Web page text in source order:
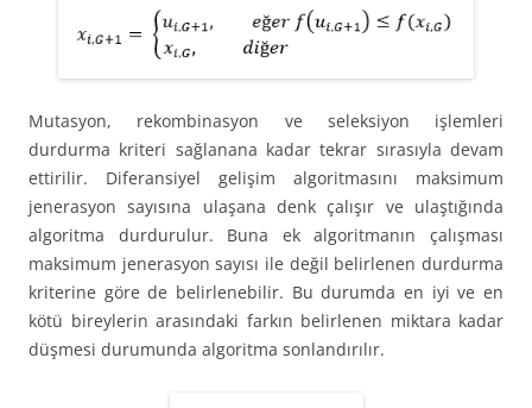
Mutasyon, rekombinasyon ve seleksiyon işlemleri
durdurma kriteri sağlanana kadar tekrar sırasıyla devam
ettirilir. Diferansiyel gelişim algoritmasını maksimum
jenerasyon sayısına ulaşana denk çalışır ve ulaştığında
algoritma durdurulur. Buna ek algoritmanın çalışması
maksimum jenerasyon sayısı ile değil belirlenen durdurma
kriterine göre de belirlenebilir. Bu durumda en iyi ve en
kötü bireylerin arasındaki farkın belirlenen miktara kadar
düşmesi durumunda algoritma sonlandırılır.